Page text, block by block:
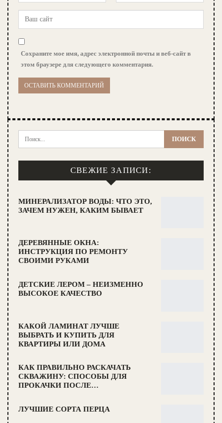
Сохраните мое имя, адрес электронной почты и веб-сайт в
этом браузере для следующего комментария.
СВЕЖИЕ ЗАПИСИ:
МИНЕРАЛИЗАТОР ВОДЫ: ЧТО ЭТО,
ЗАЧЕМ НУЖЕН, КАКИМ БЫВАЕТ
ДЕРЕВЯННЫЕ ОКНА:
ИНСТРУКЦИЯ ПО РЕМОНТУ
СВОИМИ РУКАМИ
ДЕТСКИЕ ЛЕРОМ – НЕИЗМЕННО
ВЫСОКОЕ КАЧЕСТВО
КАКОЙ ЛАМИНАТ ЛУЧШЕ
ВЫБРАТЬ И КУПИТЬ ДЛЯ
КВАРТИРЫ ИЛИ ДОМА
КАК ПРАВИЛЬНО РАСКАЧАТЬ
СКВАЖИНУ: СПОСОБЫ ДЛЯ
ПРОКАЧКИ ПОСЛЕ…
ЛУЧШИЕ СОРТА ПЕРЦА